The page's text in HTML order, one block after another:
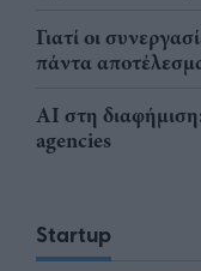
Γιατί οι
πάντα
AI στη
agencies
Startup